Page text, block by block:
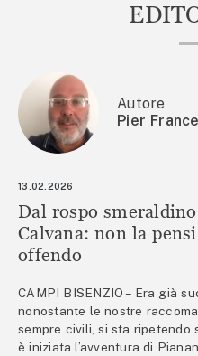
Autore
Pier
13.02.2026
Dal rospo
Calvana: non la
offendo
CAMPI BISENZIO – Era già
nonostante le nostre
sempre civili, si sta ripetendo
è iniziata l’avventura di